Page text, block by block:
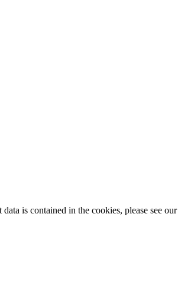
is contained in the cookies, please see our